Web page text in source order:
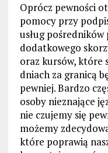
Oprócz pewności
pomocy przy
usług
dodatkowego
oraz kursów, które
dniach za granicą
pewniej. Bardzo
osoby nieznające
nie czujemy się
możemy
które poprawią